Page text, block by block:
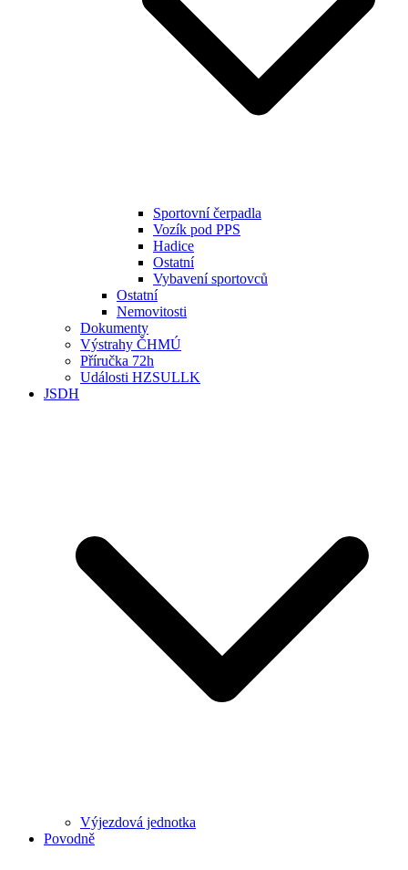
Sportovní čerpadla
Vozík pod PPS
Hadice
Ostatní
Vybavení sportovců
Ostatní
Nemovitosti
Dokumenty
Výstrahy ČHMÚ
Příručka 72h
Události HZSULLK
JSDH
Výjezdová jednotka
Povodně